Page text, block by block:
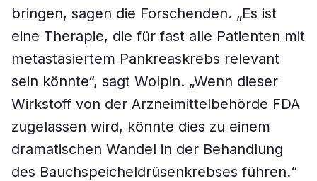
bringen, sagen die Forschenden. „Es ist
eine Therapie, die für fast alle Patienten mit
metastasiertem Pankreaskrebs relevant
sein könnte“, sagt Wolpin. „Wenn dieser
Wirkstoff von der Arzneimittelbehörde FDA
zugelassen wird, könnte dies zu einem
dramatischen Wandel in der Behandlung
des Bauchspeicheldrüsenkrebses führen.“